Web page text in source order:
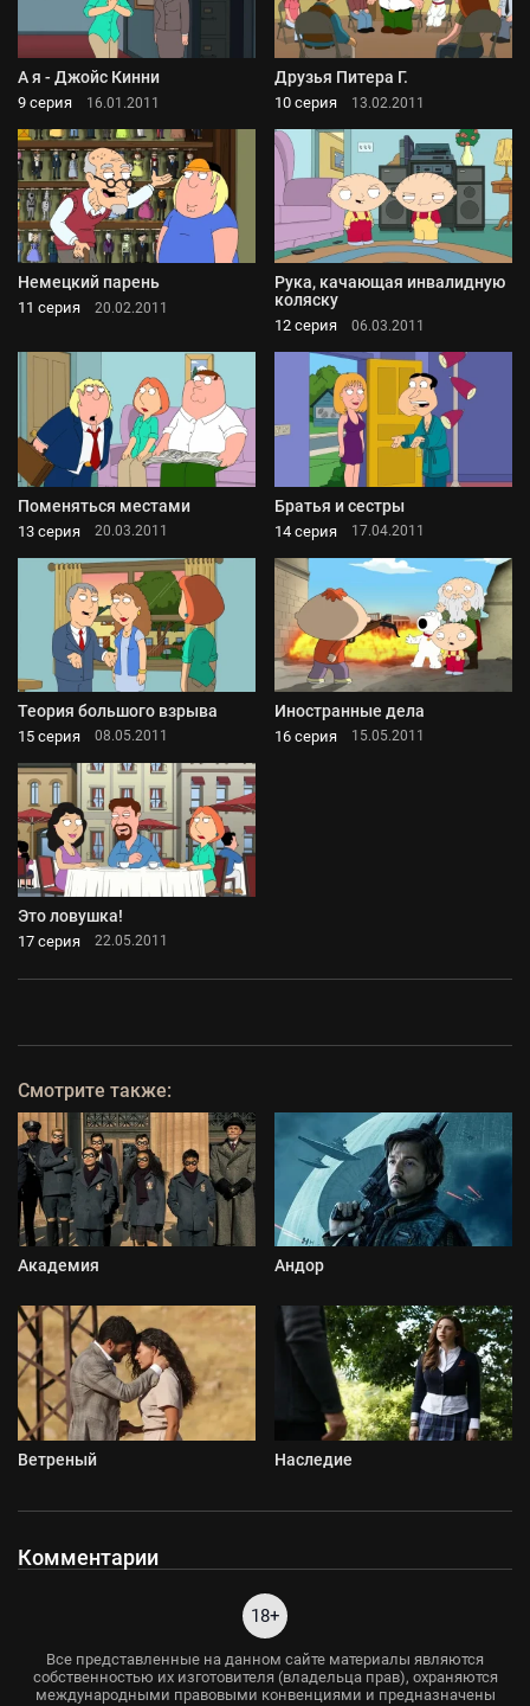
А я - Джойс Кинни
9 серия 16.01.2011
Друзья Питера Г.
10 серия 13.02.2011
Немецкий парень
11 серия 20.02.2011
Рука, качающая инвалидную
коляску
12 серия 06.03.2011
Поменяться местами
13 серия 20.03.2011
Братья и сестры
14 серия 17.04.2011
Теория большого взрыва
15 серия 08.05.2011
Иностранные дела
16 серия 15.05.2011
Это ловушка!
17 серия 22.05.2011
Смотрите также:
Академия Андор
Ветреный Наследие
Комментарии
18+
Все представленные на данном сайте материалы являются
собственностью их изготовителя (владельца прав), охраняются
международными правовыми конвенциями и предназначены